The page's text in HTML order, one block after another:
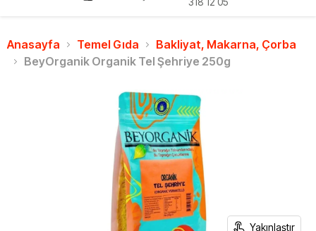
Anasayfa Temel Gıda
Bakliyat, Makarna, Çorba
BeyOrganik Organik Tel Şehriye 250g
Yakınlaştır